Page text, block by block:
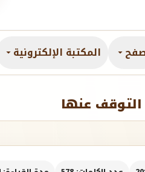
المكتبة الإلكترونية
عنها